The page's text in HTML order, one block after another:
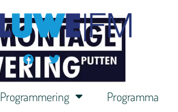
Programmering
Programma